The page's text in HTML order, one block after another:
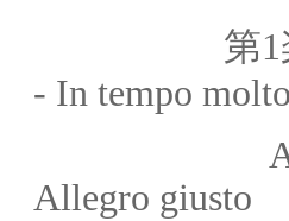
第1楽章
- In tempo
Adagio con
Allegro giusto